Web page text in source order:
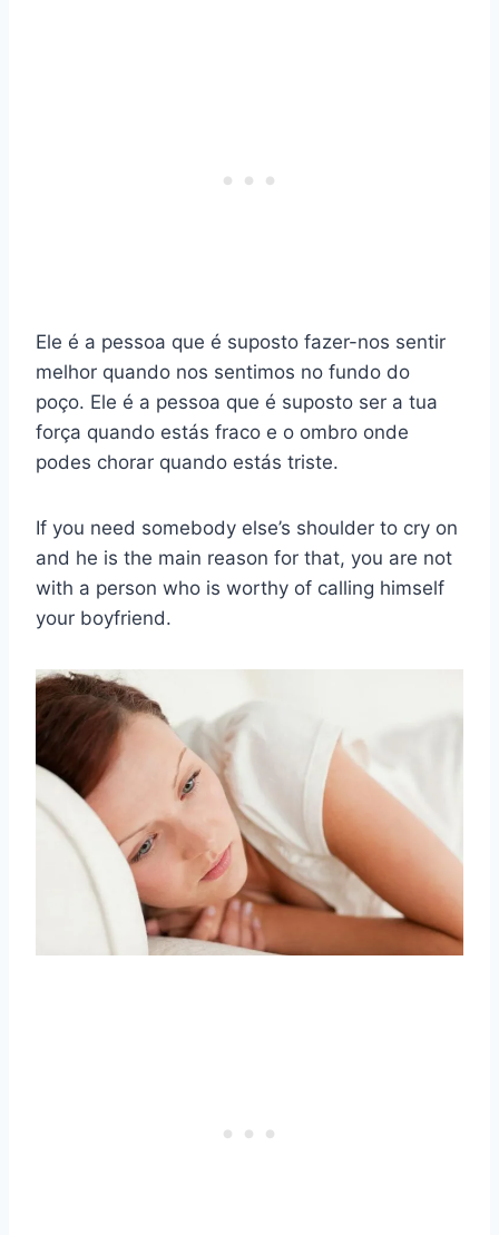
Ele é a pessoa que é suposto fazer-nos sentir
melhor quando nos sentimos no fundo do
poço. Ele é a pessoa que é suposto ser a tua
força quando estás fraco e o ombro onde
podes chorar quando estás triste.
If you need somebody else’s shoulder to cry on
and he is the main reason for that, you are not
with a person who is worthy of calling himself
your boyfriend.